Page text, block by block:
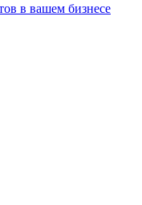
в вашем бизнесе